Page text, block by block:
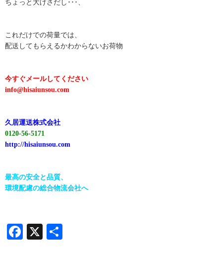
ちょっと大げさだし･･･、
これだけでの荷量では、
配送してもらえるかわからないお荷物
今すぐメールしてください
info@hisaiunsou.com
久居運送株式会社
0120-56-5171
http://hisaiunsou.com
最高の安全と品質、
環境配慮の総合物流会社へ
Facebook
X